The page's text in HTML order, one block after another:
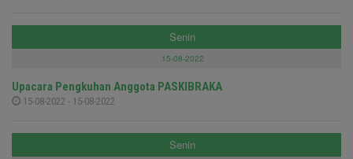
Senin
15-08-2022
Upacara Pengkuhan Anggota PASKIBRAKA
15-08-2022 - 15-08-2022
Senin